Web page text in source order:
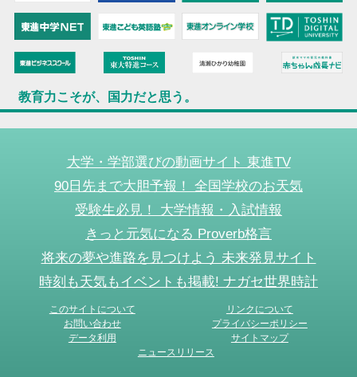
教育力こそが、国力だと思う。
大学・学部選びの動画サイト 東進TV
90日先まで大胆予報！ 全国学校のお天気
受験生必見！ 大学情報・入試情報
きっと元気になる Proverb格言
将来の夢や進路を見つけよう 未来発見サイト
時刻も天気もイベントも掲載! ナガセ世界時計
このサイトについて
リンクについて
お問い合わせ
プライバシーポリシー
データ利用
サイトマップ
ニュースリリース